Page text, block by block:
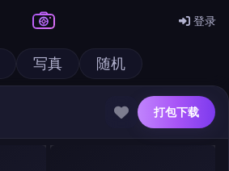
登录
写真 随机
打包下载